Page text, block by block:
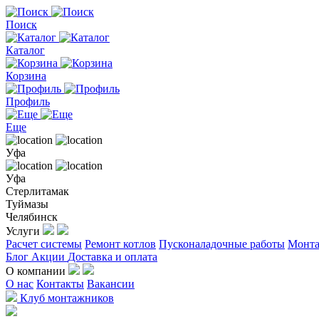
Поиск
Каталог
Корзина
Профиль
Еще
Уфа
Уфа
Стерлитамак
Туймазы
Челябинск
Услуги
Расчет системы Ремонт котлов Пусконаладочные работы
Блог Акции Доставка и оплата
О компании
О нас Контакты Вакансии
Клуб монтажников